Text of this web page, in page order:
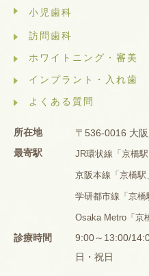
小児歯科
訪問歯科
ホワイトニング・審美
インプラント・入れ歯
よくある質問
所在地
〒536-0016 大
最寄駅
JR環状線「京橋
京阪本線「京橋駅
学研都市線「京
Osaka Metro「京
診療時間
9:00～13:00/
日・祝日